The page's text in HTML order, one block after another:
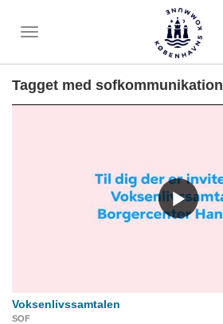
Toggle
Tagget med sofkommunikation
Voksenlivssamtalen
SOF